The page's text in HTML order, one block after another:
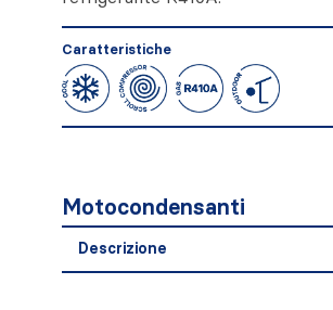
Caratteristiche
Motocondensanti
Descrizione